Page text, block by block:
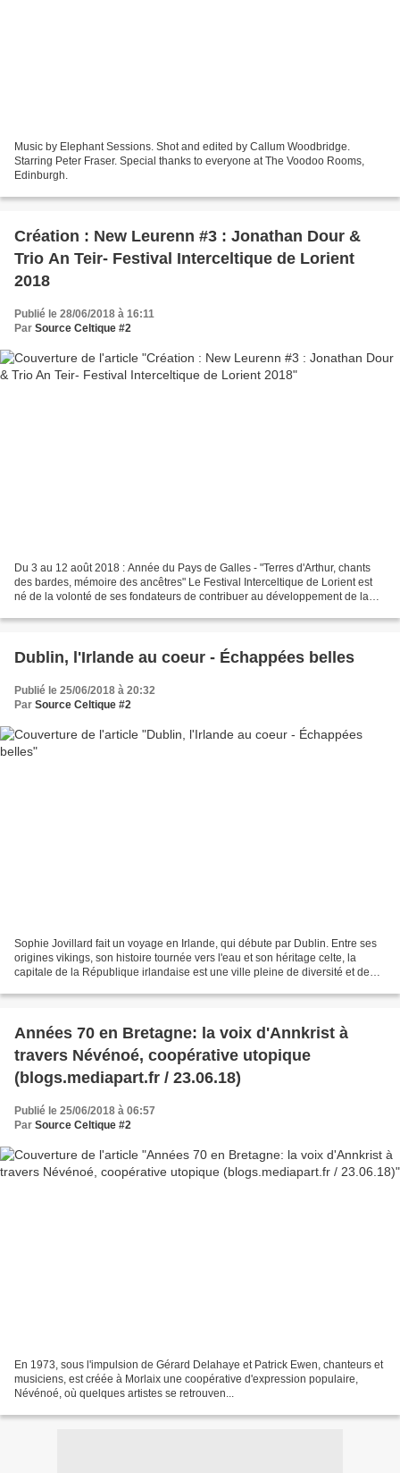
Music by Elephant Sessions. Shot and edited by Callum Woodbridge.
Starring Peter Fraser. Special thanks to everyone at The Voodoo Rooms,
Edinburgh.
Création : New Leurenn #3 : Jonathan Dour &
Trio An Teir- Festival Interceltique de Lorient
2018
Publié le 28/06/2018 à 16:11
Par Source Celtique #2
Du 3 au 12 août 2018 : Année du Pays de Galles - "Terres d'Arthur, chants
des bardes, mémoire des ancêtres" Le Festival Interceltique de Lorient est
né de la volonté de ses fondateurs de contribuer au développement de la
Dublin, l'Irlande au coeur - Échappées belles
Publié le 25/06/2018 à 20:32
Par Source Celtique #2
Sophie Jovillard fait un voyage en Irlande, qui débute par Dublin. Entre ses
origines vikings, son histoire tournée vers l'eau et son héritage celte, la
capitale de la République irlandaise est une ville pleine de diversité et de
Années 70 en Bretagne: la voix d'Annkrist à
travers Névénoé, coopérative utopique
(blogs.mediapart.fr / 23.06.18)
Publié le 25/06/2018 à 06:57
Par Source Celtique #2
En 1973, sous l'impulsion de Gérard Delahaye et Patrick Ewen, chanteurs et
musiciens, est créée à Morlaix une coopérative d'expression populaire,
Névénoé, où quelques artistes se retrouven...